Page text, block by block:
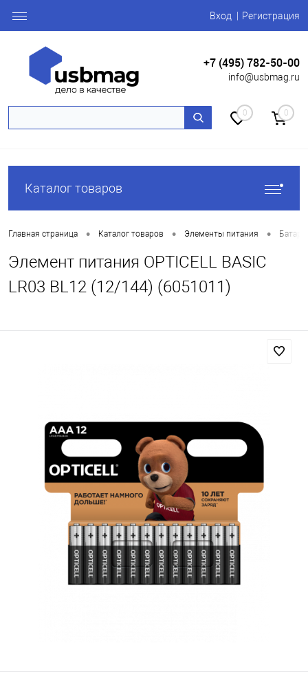
Вход Регистрация
+7 (495) 782-50-00
info@usbmag.ru
0 0
Каталог товаров
Главная страница • Каталог товаров • Элементы питания •
Элемент питания OPTICELL BASIC
LR03 BL12 (12/144) (6051011)